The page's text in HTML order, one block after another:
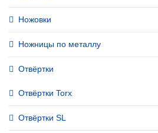
Ножовки
Ножницы по металлу
Отвёртки
Отвёртки Torx
Отвёртки SL